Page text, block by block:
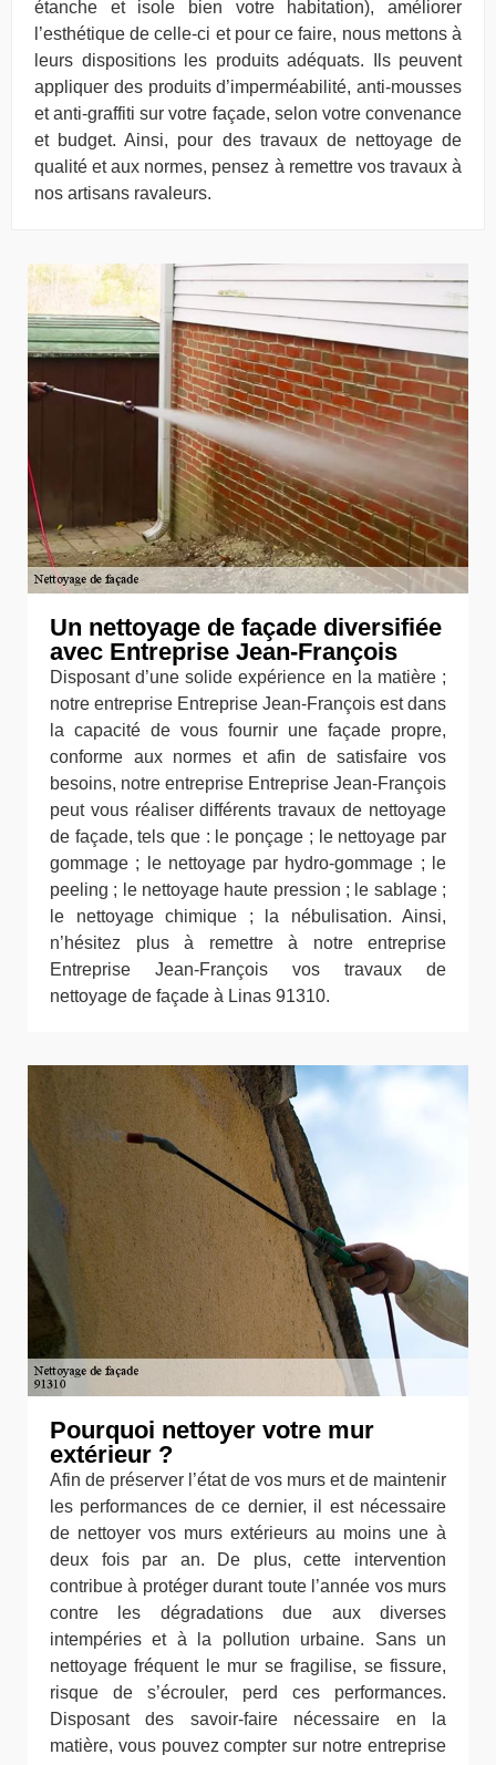
étanche et isole bien votre habitation), améliorer
l’esthétique de celle-ci et pour ce faire, nous mettons à
leurs dispositions les produits adéquats. Ils peuvent
appliquer des produits d’imperméabilité, anti-mousses
et anti-graffiti sur votre façade, selon votre convenance
et budget. Ainsi, pour des travaux de nettoyage de
qualité et aux normes, pensez à remettre vos travaux à
nos artisans ravaleurs.
Un nettoyage de façade diversifiée
avec Entreprise Jean-François
Disposant d’une solide expérience en la matière ;
notre entreprise Entreprise Jean-François est dans
la capacité de vous fournir une façade propre,
conforme aux normes et afin de satisfaire vos
besoins, notre entreprise Entreprise Jean-François
peut vous réaliser différents travaux de nettoyage
de façade, tels que : le ponçage ; le nettoyage par
gommage ; le nettoyage par hydro-gommage ; le
peeling ; le nettoyage haute pression ; le sablage ;
le nettoyage chimique ; la nébulisation. Ainsi,
n’hésitez plus à remettre à notre entreprise
Entreprise Jean-François vos travaux de
nettoyage de façade à Linas 91310.
Pourquoi nettoyer votre mur
extérieur ?
Afin de préserver l’état de vos murs et de maintenir
les performances de ce dernier, il est nécessaire
de nettoyer vos murs extérieurs au moins une à
deux fois par an. De plus, cette intervention
contribue à protéger durant toute l’année vos murs
contre les dégradations due aux diverses
intempéries et à la pollution urbaine. Sans un
nettoyage fréquent le mur se fragilise, se fissure,
risque de s’écrouler, perd ces performances.
Disposant des savoir-faire nécessaire en la
matière, vous pouvez compter sur notre entreprise